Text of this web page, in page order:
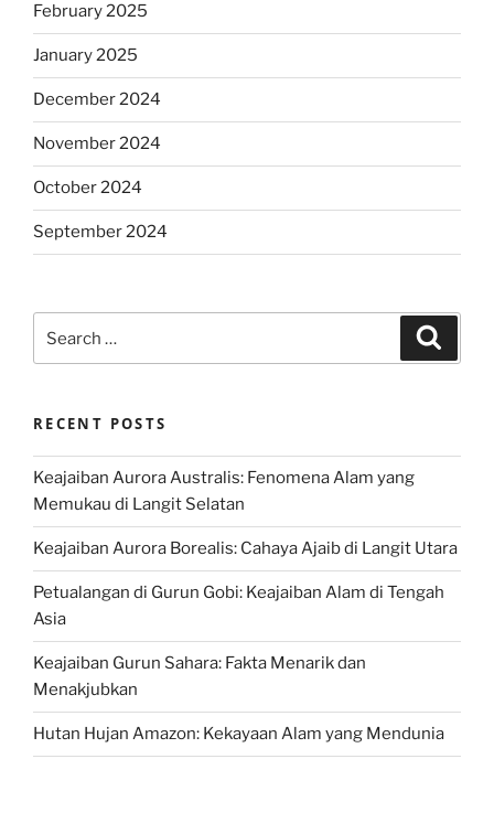
February 2025
January 2025
December 2024
November 2024
October 2024
September 2024
for:
RECENT POSTS
Keajaiban Aurora Australis: Fenomena Alam yang
Memukau di Langit Selatan
Keajaiban Aurora Borealis: Cahaya Ajaib di Langit Utara
Petualangan di Gurun Gobi: Keajaiban Alam di Tengah
Asia
Keajaiban Gurun Sahara: Fakta Menarik dan
Menakjubkan
Hutan Hujan Amazon: Kekayaan Alam yang Mendunia